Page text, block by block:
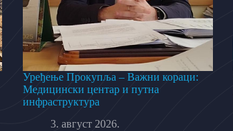
Уређење Прокупља – Важни кораци:
Медицински центар и путна
инфраструктура
3. август 2026.